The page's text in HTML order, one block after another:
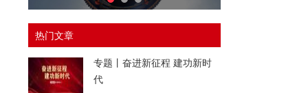
热门文章
专题丨奋进新征程 建功新时
代